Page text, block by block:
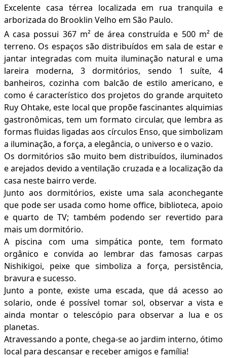
Excelente casa térrea localizada em rua tranquila e
arborizada do Brooklin Velho em São Paulo.
A casa possui 367 m² de área construída e 500 m² de
terreno. Os espaços são distribuídos em sala de estar e
jantar integradas com muita iluminação natural e uma
lareira moderna, 3 dormitórios, sendo 1 suíte, 4
banheiros, cozinha com balcão de estilo americano, e
como é característico dos projetos do grande arquiteto
Ruy Ohtake, este local que propõe fascinantes alquimias
gastronômicas, tem um formato circular, que lembra as
formas fluidas ligadas aos círculos Enso, que simbolizam
a iluminação, a força, a elegância, o universo e o vazio.
Os dormitórios são muito bem distribuídos, iluminados
e arejados devido a ventilação cruzada e a localização da
casa neste bairro verde.
Junto aos dormitórios, existe uma sala aconchegante
que pode ser usada como home office, biblioteca, apoio
e quarto de TV; também podendo ser revertido para
mais um dormitório.
A piscina com uma simpática ponte, tem formato
orgânico e convida ao lembrar das famosas carpas
Nishikigoi, peixe que simboliza a força, persistência,
bravura e sucesso.
Junto a ponte, existe uma escada, que dá acesso ao
solario, onde é possível tomar sol, observar a vista e
ainda montar o telescópio para observar a lua e os
planetas.
Atravessando a ponte, chega-se ao jardim interno, ótimo
local para descansar e receber amigos e família!